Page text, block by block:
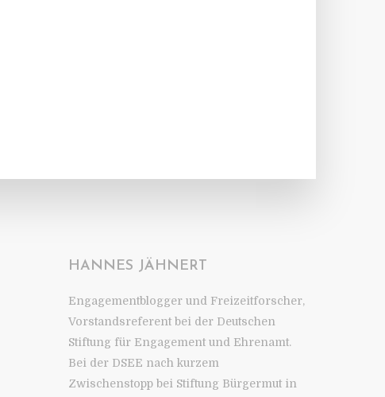
HANNES JÄHNERT
Engagementblogger und Freizeitforscher,
Vorstandsreferent bei der Deutschen
Stiftung für Engagement und Ehrenamt.
Bei der DSEE nach kurzem
Zwischenstopp bei Stiftung Bürgermut in